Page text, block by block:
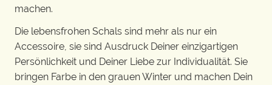
machen.
Die lebensfrohen Schals sind mehr als nur ein
Accessoire, sie sind Ausdruck Deiner einzigartigen
Persönlichkeit und Deiner Liebe zur Individualität. Sie
bringen Farbe in den grauen Winter und machen Dein